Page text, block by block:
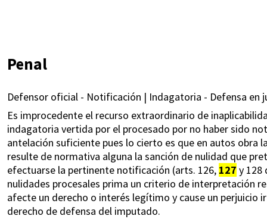
Penal
Defensor oficial - Notificación | Indagatoria - Defensa en
Es improcedente el recurso extraordinario de
indagatoria vertida por el procesado por no haber sido
antelación suficiente pues lo cierto es que en autos obra
resulte de normativa alguna la sanción de nulidad que
efectuarse la pertinente notificación (arts. 126, 127 y 128
nulidades procesales prima un criterio de interpretación
afecte un derecho o interés legítimo y cause un perjuicio
derecho de defensa del imputado.